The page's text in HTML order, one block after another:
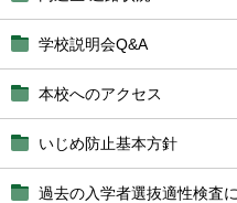
学校説明会Q&A
本校へのアクセス
いじめ防止基本方針
過去の入学者選抜適性検査